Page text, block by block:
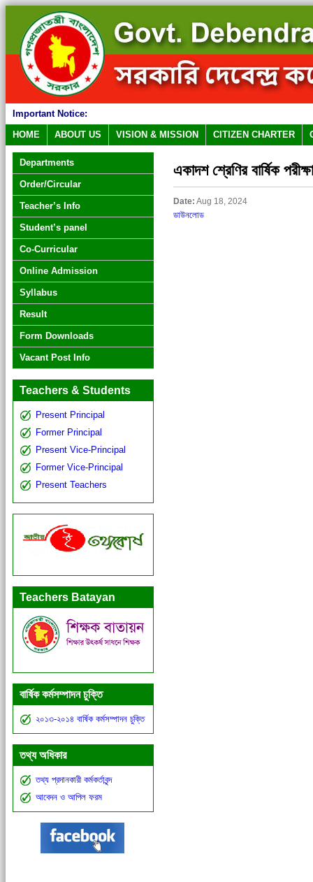
Important Notice:
HOME
ABOUT US VISION & MISSION CITIZEN CHARTER
Departments
Order/Circular
Teacher’s Info
Student’s panel
Co-Curricular
Online Admission
Syllabus
Result
Form Downloads
Vacant Post Info
Teachers & Students
Present Principal
Former Principal
Present Vice-Principal
Former Vice-Principal
Present Teachers
Teachers Batayan
বার্ষিক কর্মসম্পাদন চুক্তি
২০১৩-২০১৪ বার্ষিক কর্মসম্পাদন চুক্তি
তথ্য অধিকার
তথ্য প্রদানকারী কর্মকর্তাবৃন্দ
আবেদন ও আপিল ফরম
একাদশ শ্রেণির বার্ষিক
Date: Aug 18, 2024
ডাউনলোড